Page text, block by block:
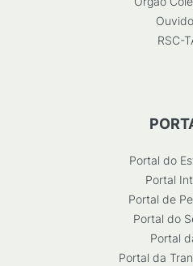
RSC-
Portal do
Portal
Portal de
Portal do
Portal
Portal da